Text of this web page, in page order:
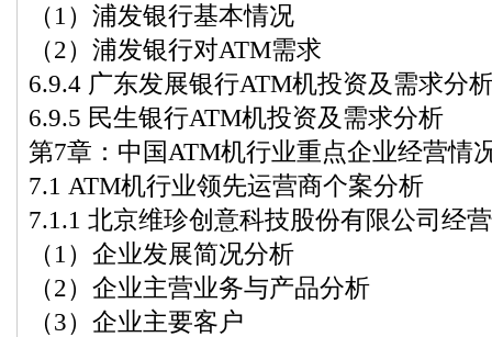
（1）浦发银行基本情况
（2）浦发银行对ATM需求
6.9.4 广东发展银行ATM机投资及需求分
6.9.5 民生银行ATM机投资及需求分析
第7章：中国ATM机行业重点企业经营情
7.1 ATM机行业领先运营商个案分析
7.1.1 北京维珍创意科技股份有限公司经
（1）企业发展简况分析
（2）企业主营业务与产品分析
（3）企业主要客户